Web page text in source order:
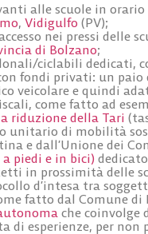
alle scuole in orario
, Vidigulfo (PV);
nei pressi delle
di Bolzano;
ciclabili dedicati,
fondi privati: un
veicolare e quindi
, come fatto ad
riduzione della Tari
unitario di mobilità
e dall’Unione dei
piedi e in bici)
in prossimità delle
d’intesa tra
fatto dal Comune di
che coinvolge
di esperienze, per